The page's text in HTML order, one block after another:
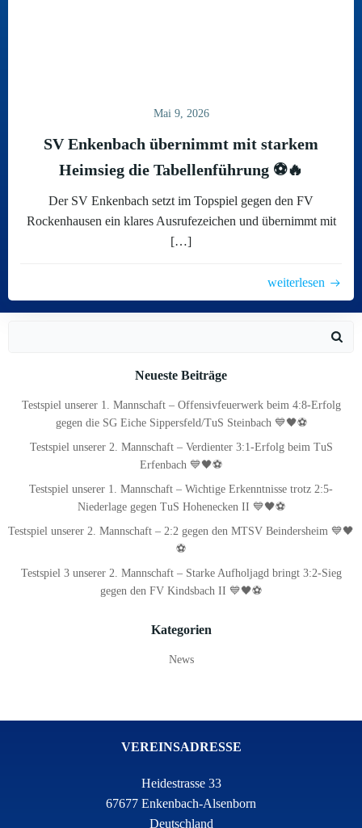
Mai 9, 2026
SV Enkenbach übernimmt mit starkem
Heimsieg die Tabellenführung ⚽🔥
Der SV Enkenbach setzt im Topspiel gegen den FV
Rockenhausen ein klares Ausrufezeichen und übernimmt mit
[…]
weiterlesen
Neueste Beiträge
Testspiel unserer 1. Mannschaft – Offensivfeuerwerk beim 4:8-Erfolg
gegen die SG Eiche Sippersfeld/TuS Steinbach 💙🖤⚽
Testspiel unserer 2. Mannschaft – Verdienter 3:1-Erfolg beim TuS
Erfenbach 💙🖤⚽
Testspiel unserer 1. Mannschaft – Wichtige Erkenntnisse trotz 2:5-
Niederlage gegen TuS Hohenecken II 💙🖤⚽
Testspiel unserer 2. Mannschaft – 2:2 gegen den MTSV Beindersheim 💙🖤
⚽
Testspiel 3 unserer 2. Mannschaft – Starke Aufholjagd bringt 3:2-Sieg
gegen den FV Kindsbach II 💙🖤⚽
Kategorien
News
VEREINSADRESSE
Heidestrasse 33
67677 Enkenbach-Alsenborn
Deutschland